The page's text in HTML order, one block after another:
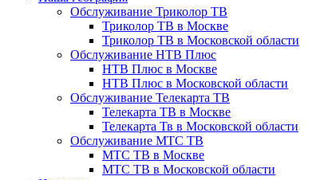
Обслуживание Триколор ТВ
Триколор ТВ в Москве
Триколор ТВ в Московской области
Обслуживание НТВ Плюс
НТВ Плюс в Москве
НТВ Плюс в Московской области
Обслуживание Телекарта ТВ
Телекарта ТВ в Москве
Телекарта Тв в Московской области
Обслуживание МТС ТВ
МТС ТВ в Москве
МТС ТВ в Московской области